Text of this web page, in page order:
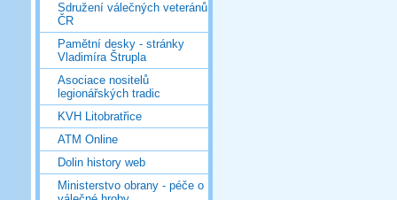
Sdružení válečných veteránů
ČR
Pamětní desky - stránky
Vladimíra Štrupla
Asociace nositelů
legionářských tradic
KVH Litobratřice
ATM Online
Dolin history web
Ministerstvo obrany - péče o